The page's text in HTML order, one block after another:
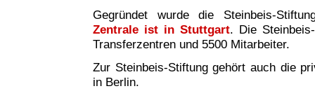
Gegründet wurde die Steinbeis-
Zentrale ist in Stuttgart. Die
Transferzentren und 5500 Mitarbeiter.
Zur Steinbeis-Stiftung gehört auch die
in Berlin.